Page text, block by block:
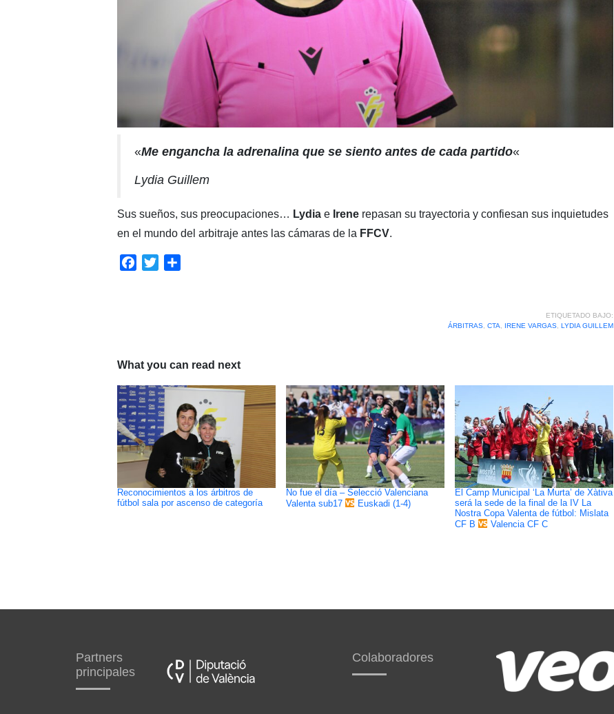
«Me engancha la adrenalina que se siento antes de cada partido«
Lydia Guillem
Sus sueños, sus preocupaciones… Lydiae Irenerepasan su trayectoria y confiesan sus inquietudes
en el mundo del arbitraje antes las cámaras de la FFCV.
Facebook
Twitter
ETIQUETADO BAJO:
ÁRBITRAS, CTA IRENE VARGAS, LYDIA GUILLEM
What you can read next
Reconocimientos a los árbitros de
fútbol sala por ascenso de categoría
No fue el día – Selecció Valenciana
Valenta sub17
Euskadi (1-4)
El Camp Municipal ‘La Murta’ de Xàtiva
será la sede de la final de la IV La
Nostra Copa Valenta de fútbol: Mislata
CF B
Valencia CF C
Partners
principales
Colaboradores